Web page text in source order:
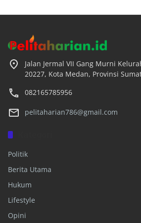
Jalan Jermal VII Gang Murni
20227, Kota Medan, Provinsi
082165785956
pelitaharian786@gmail.com
Politik
Berita Utama
Hukum
Lifestyle
Opini